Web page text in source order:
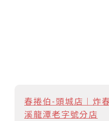
春捲伯-頭城店︱炸
溪龍潭老字號分店